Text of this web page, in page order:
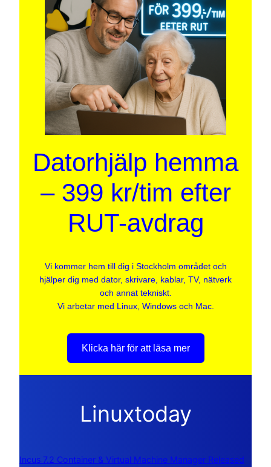
Datorhjälp hemma
– 399 kr/tim efter
RUT-avdrag
Vi kommer hem till dig i Stockholm området och
hjälper dig med dator, skrivare, kablar, TV, nätverk
och annat tekniskt.
Vi arbetar med Linux, Windows och Mac.
Klicka här för att läsa mer
Linuxtoday
Incus 7.2 Container & Virtual Machine Manager Released